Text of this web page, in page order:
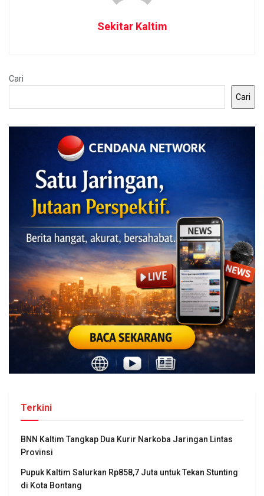
Sekitar Kaltim
Cari
Cari
Terkini
BNN Kaltim Tangkap Dua Kurir Narkoba Jaringan Lintas
Provinsi
Pupuk Kaltim Salurkan Rp858,7 Juta untuk Tekan Stunting
di Kota Bontang